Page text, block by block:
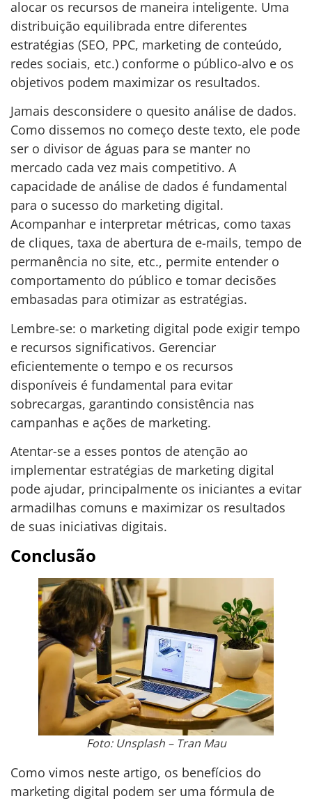
alocar os recursos de maneira inteligente. Uma
distribuição equilibrada entre diferentes
estratégias (SEO, PPC, marketing de conteúdo,
redes sociais, etc.) conforme o público-alvo e os
objetivos podem maximizar os resultados.
Jamais desconsidere o quesito análise de dados.
Como dissemos no começo deste texto, ele pode
ser o divisor de águas para se manter no
mercado cada vez mais competitivo. A
capacidade de análise de dados é fundamental
para o sucesso do marketing digital.
Acompanhar e interpretar métricas, como taxas
de cliques, taxa de abertura de e-mails, tempo de
permanência no site, etc., permite entender o
comportamento do público e tomar decisões
embasadas para otimizar as estratégias.
Lembre-se: o marketing digital pode exigir tempo
e recursos significativos. Gerenciar
eficientemente o tempo e os recursos
disponíveis é fundamental para evitar
sobrecargas, garantindo consistência nas
campanhas e ações de marketing.
Atentar-se a esses pontos de atenção ao
implementar estratégias de marketing digital
pode ajudar, principalmente os iniciantes a evitar
armadilhas comuns e maximizar os resultados
de suas iniciativas digitais.
Conclusão
Foto: Unsplash – Tran Mau
Como vimos neste artigo, os benefícios do
marketing digital podem ser uma fórmula de